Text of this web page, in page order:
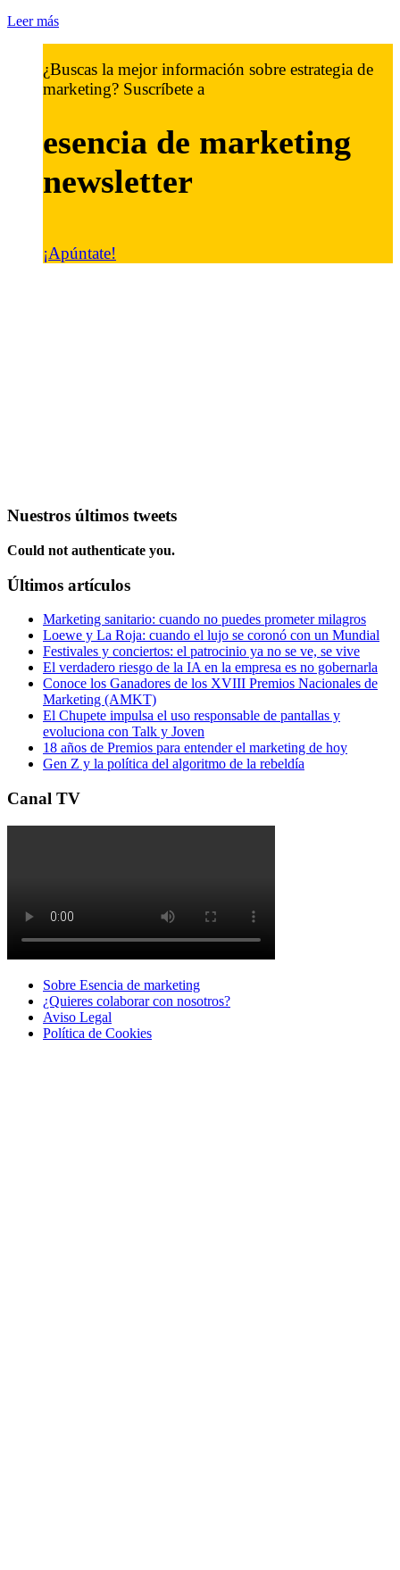
Leer más
¿Buscas la mejor información sobre estrategia de
marketing? Suscríbete a
esencia de marketing
newsletter
¡Apúntate!
Nuestros últimos tweets
Could not authenticate you.
Últimos artículos
Marketing sanitario: cuando no puedes prometer milagros
Loewe y La Roja: cuando el lujo se coronó con un Mundial
Festivales y conciertos: el patrocinio ya no se ve, se vive
El verdadero riesgo de la IA en la empresa es no gobernarla
Conoce los Ganadores de los XVIII Premios Nacionales de
Marketing (AMKT)
El Chupete impulsa el uso responsable de pantallas y
evoluciona con Talk y Joven
18 años de Premios para entender el marketing de hoy
Gen Z y la política del algoritmo de la rebeldía
Canal TV
Sobre Esencia de marketing
¿Quieres colaborar con nosotros?
Aviso Legal
Polí­tica de Cookies